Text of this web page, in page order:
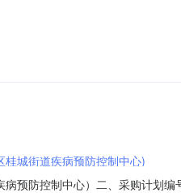
城街道疾病预防控制中心)
预防控制中心）二、采购计划